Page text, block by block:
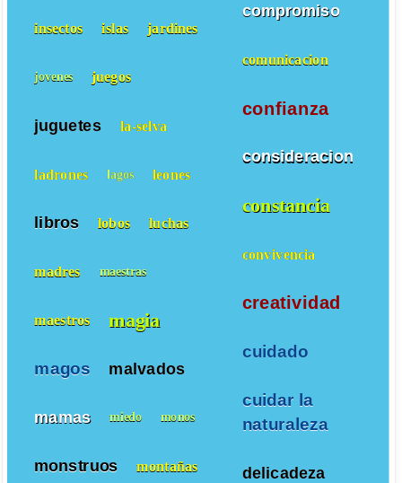
compromiso
comunicacion
confianza
consideracion
constancia
convivencia
creatividad
cuidado
cuidar la
naturaleza
delicadeza
insectos islas jardines
jovenes juegos
juguetes la-selva
ladrones lagos leones
libros lobos luchas
madres maestras
maestros magia
magos malvados
mamas miedo monos
monstruos montañas